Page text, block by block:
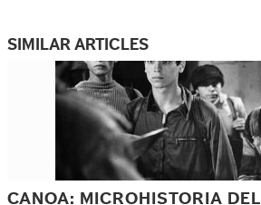
SIMILAR ARTICLES
CANOA: MICROHISTORIA DEL